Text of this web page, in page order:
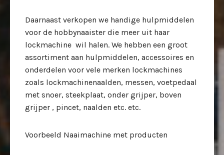
Daarnaast verkopen we handige hulpmiddelen
voor de hobbynaaister die meer uit haar
lockmachine wil halen. We hebben een groot
assortiment aan hulpmiddelen, accessoires en
onderdelen voor vele merken lockmachines
zoals lockmachinenaalden, messen, voetpedaal
met snoer, steekplaat, onder grijper, boven
grijper , pincet, naalden etc. etc.
Voorbeeld Naaimachine met producten